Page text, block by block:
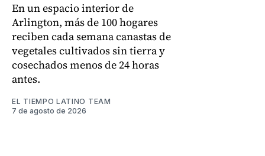
En un espacio interior de
Arlington, más de 100 hogares
reciben cada semana canastas de
vegetales cultivados sin tierra y
cosechados menos de 24 horas
antes.
EL TIEMPO LATINO TEAM
7 de agosto de 2026